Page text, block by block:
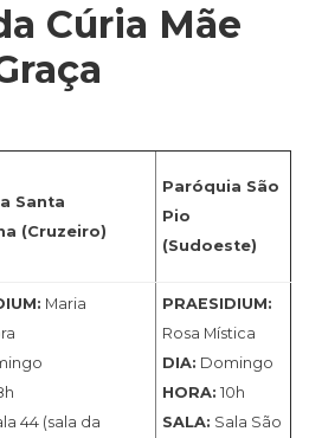
Cúria Mãe
Santa
(Cruzeiro)
Paróquia São
Pio
(Sudoeste)
Maria
44 (sala da
PRAESIDIUM:
Rosa Mística
DIA: Domingo
HORA: 10h
SALA: Sala São